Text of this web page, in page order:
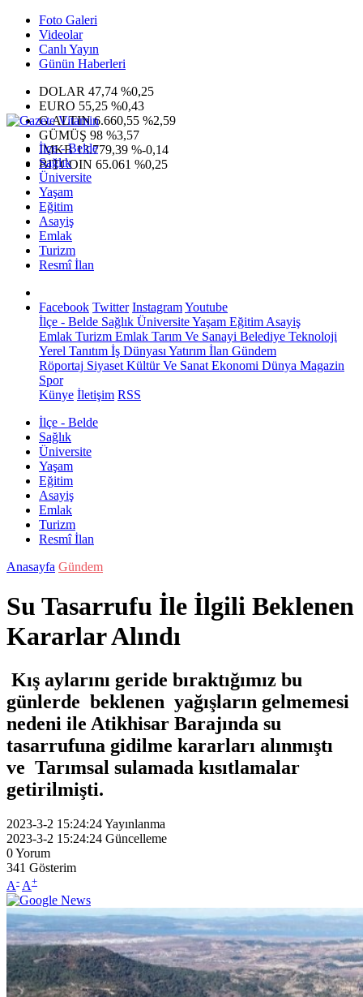
Foto Galeri
Videolar
Canlı Yayın
Günün Haberleri
DOLAR 47,74 %0,25
EURO 55,25 %0,43
G.ALTIN6.660,55 %2,59
GÜMÜŞ 98 %3,57
IMKB13.779,39 %-0,14
BITCOIN 65.061 %0,25
İlçe - Belde
Sağlık
Üniversite
Yaşam
Eğitim
Asayiş
Emlak
Turizm
Resmî İlan
Facebook Twitter InstagramYoutube
İlçe - Belde Sağlık ÜniversiteYaşam Eğitim Asayiş
Emlak Turizm Emlak Tarım Ve Sanayi Belediye Teknoloji
Yerel Tanıtım İş Dünyası Yatırım İlan Gündem
Röportaj Siyaset Kültür Ve Sanat Ekonomi Dünya Magazin
Spor
Künye İletişim RSS
İlçe - Belde
Sağlık
Üniversite
Yaşam
Eğitim
Asayiş
Emlak
Turizm
Resmî İlan
Anasayfa Gündem
Su Tasarrufu İle İlgili Beklenen
Kararlar Alındı
Kış aylarını geride bıraktığımız bu
günlerde beklenen yağışların gelmemesi
nedeni ile Atikhisar Barajında su
tasarrufuna gidilme kararları alınmıştı
ve Tarımsal sulamada kısıtlamalar
getirilmişti.
2023-3-2 15:24:24Yayınlanma
2023-3-2 15:24:24 Güncelleme
0Yorum
341 Gösterim
A- A+